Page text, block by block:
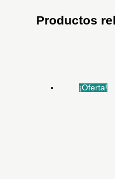
Productos
¡Oferta!